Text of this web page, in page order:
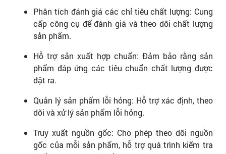
Phân tích đánh giá các chỉ tiêu chất lượng: Cung
cấp công cụ để đánh giá và theo dõi chất lượng
sản phẩm.
Hỗ trợ sản xuất hợp chuẩn: Đảm bảo rằng sản
phẩm đáp ứng các tiêu chuẩn chất lượng được
đặt ra.
Quản lý sản phẩm lỗi hỏng: Hỗ trợ xác định, theo
dõi và xử lý sản phẩm lỗi hỏng.
Truy xuất nguồn gốc: Cho phép theo dõi nguồn
gốc của mỗi sản phẩm, hỗ trợ quá trình kiểm tra